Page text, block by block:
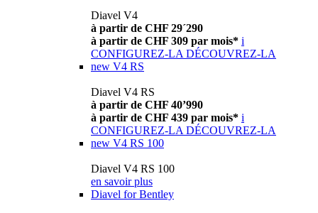
Diavel V4
à partir de CHF 29´290
à partir de CHF 309 par mois* i
CONFIGUREZ-LA DÉCOUVREZ-LA
new V4 RS
Diavel V4 RS
à partir de CHF 40’990
à partir de CHF 439 par mois* i
CONFIGUREZ-LA DÉCOUVREZ-LA
new V4 RS 100
Diavel V4 RS 100
en savoir plus
Diavel for Bentley